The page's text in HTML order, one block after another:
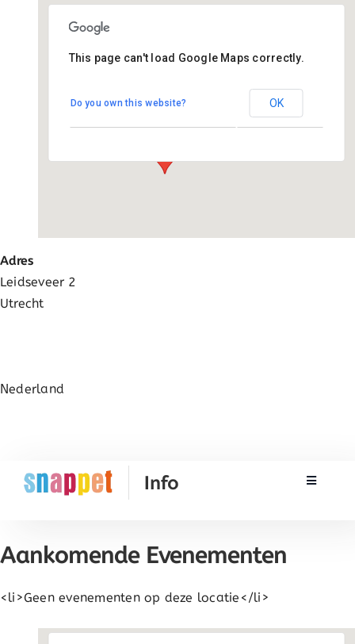
Utrecht kantoor
Leidseveer 2 - Utrecht
This page can't load Google Maps correctly.
Do you own this website? OK
Adres
Leidseveer 2
Utrecht
Nederland
Toggle
Werken met Snappet
Aankomende Evenementen
<li>Geen evenementen op deze locatie</li>